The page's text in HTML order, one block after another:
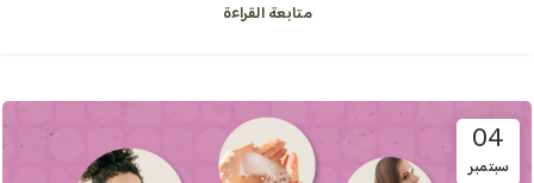
متابعة القراءة
04
سبتمبر